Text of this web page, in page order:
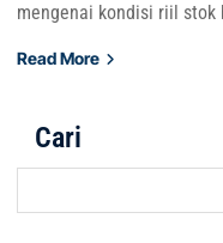
mengenai kondisi riil stok
Read More
Cari